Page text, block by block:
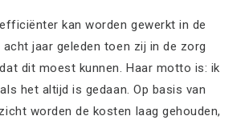
kan worden gewerkt in de
jaar geleden toen zij in de zorg
dit moest kunnen. Haar motto is: ik
het altijd is gedaan. Op basis van
worden de kosten laag gehouden,